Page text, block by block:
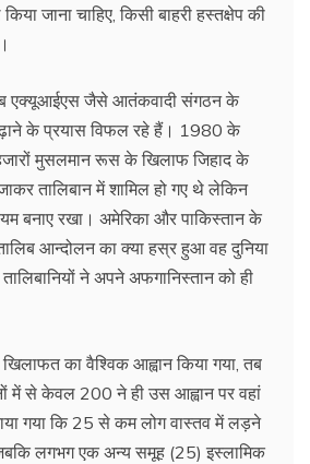
जाना चाहिए, किसी बाहरी हस्तक्षेप की
एक्यूआईएस जैसे आतंकवादी संगठन के
के प्रयास विफल रहे हैं। 1980 के
मुसलमान रूस के खिलाफ जिहाद के
तालिबान में शामिल हो गए थे लेकिन
बनाए रखा। अमेरिका और पाकिस्तान के
आन्दोलन का क्या हस्र हुआ वह दुनिया
ने अपने अफगानिस्तान को ही
का वैश्विक आह्वान किया गया, तब
में से केवल 200 ने ही उस आह्वान पर वहां
गया कि 25 से कम लोग वास्तव में लड़ने
लगभग एक अन्य समूह (25) इस्लामिक